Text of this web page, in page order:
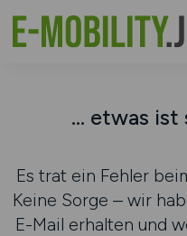
... etwas
Es trat ein Fehler
Keine Sorge – wir
E-Mail erhalten und